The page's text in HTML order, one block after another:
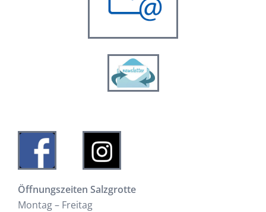
Öffnungszeiten Salzgrotte
Montag – Freitag